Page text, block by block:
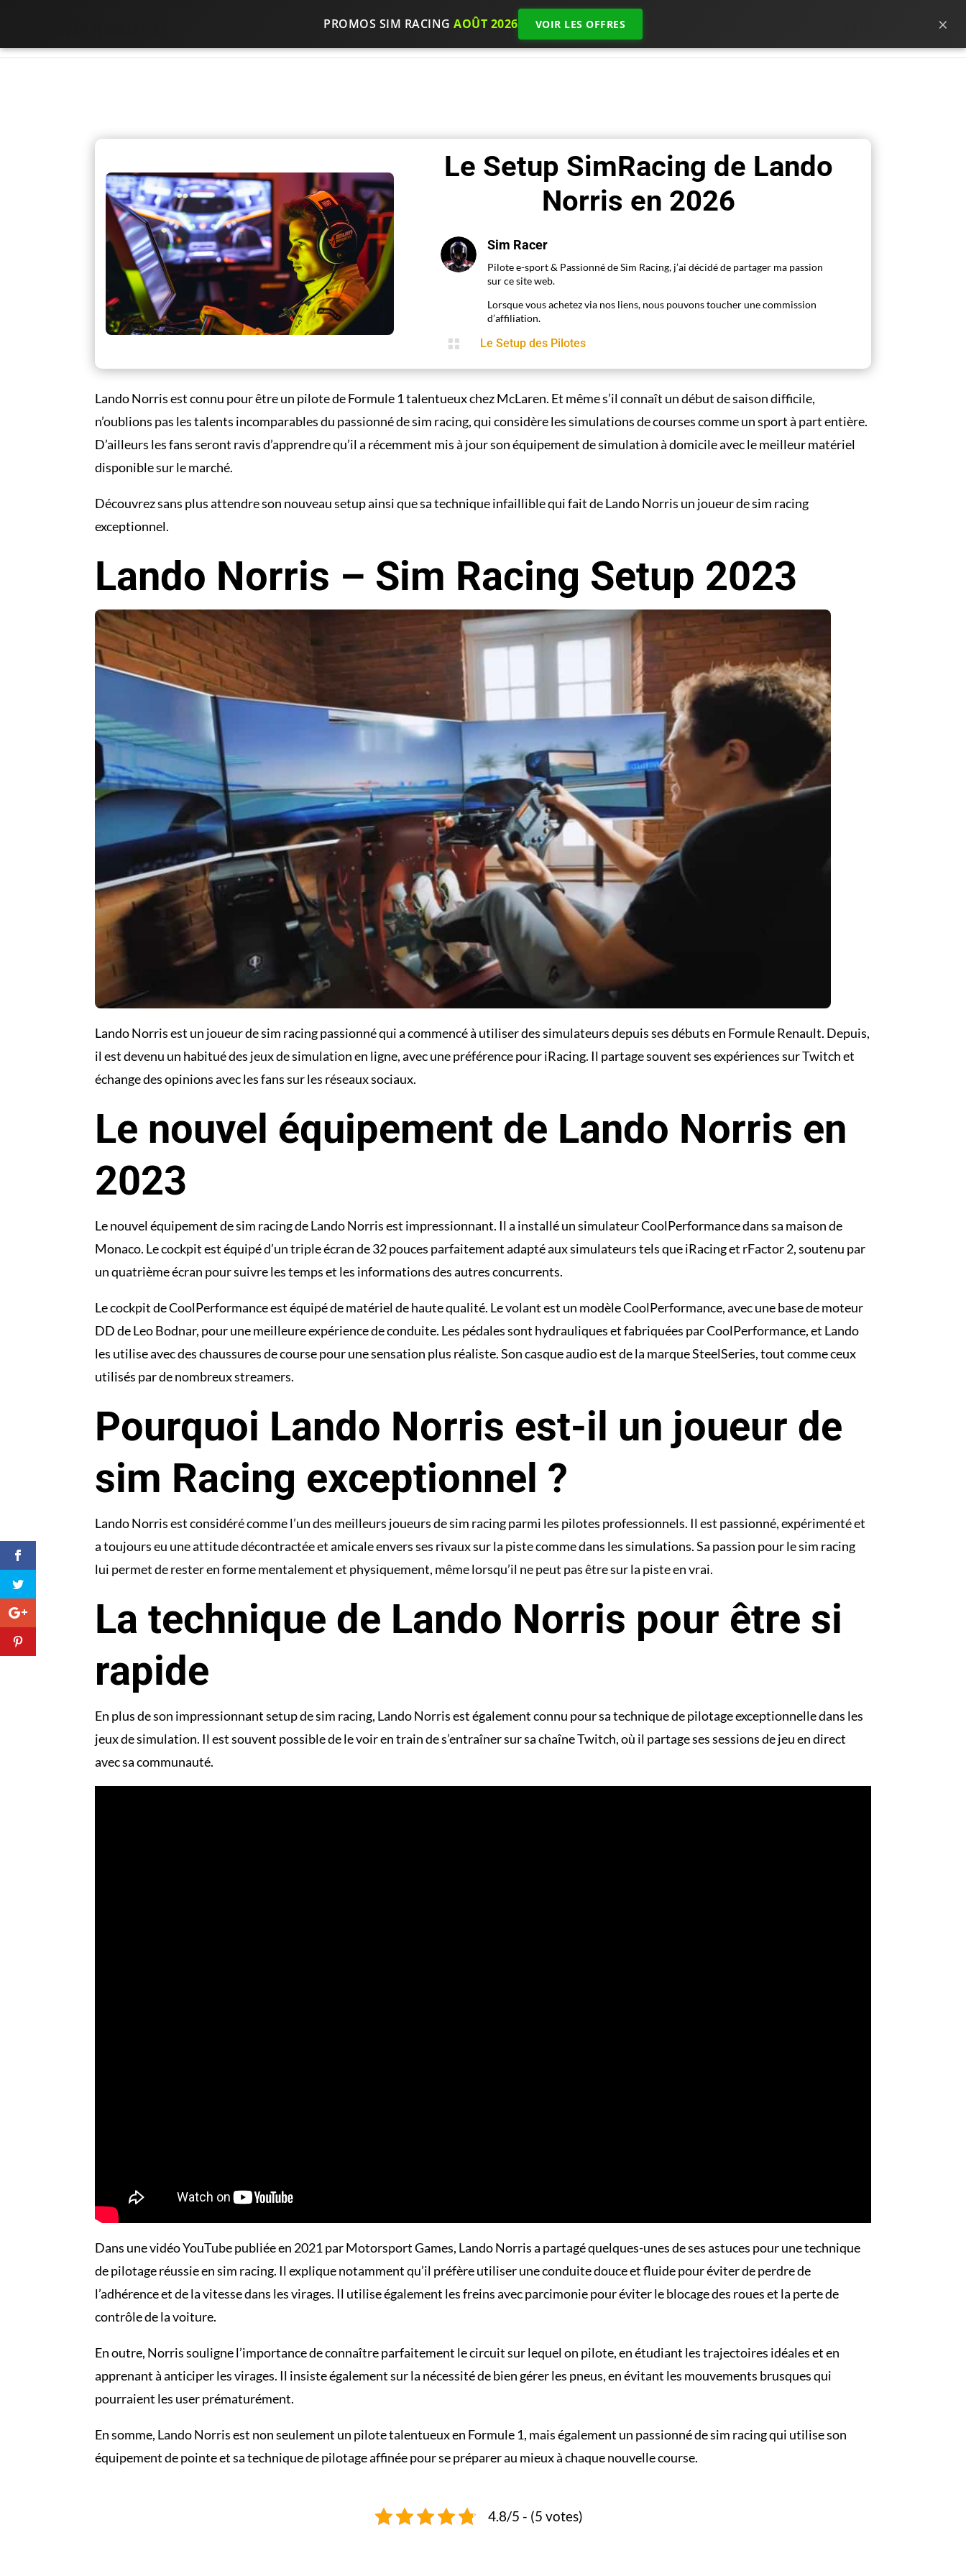
PROMOS SIM RACING AOÛT 2026 VOIR LES OFFRES ×
Accueil Choisir son matériel Test et Avis
Le Setup SimRacing de Lando
Norris en 2026
Sim Racer
Pilote e-sport & Passionné de Sim Racing, j’ai décidé de partager ma passion
sur ce site web.
Lorsque vous achetez via nos liens, nous pouvons toucher une commission
d’affiliation.
 Le Setup des Pilotes
Lando Norris est connu pour être un pilote de Formule 1 talentueux chez McLaren. Et même s’il connaît un début de saison difficile,
n’oublions pas les talents incomparables du passionné de sim racing, qui considère les simulations de courses comme un sport à part entière.
D’ailleurs les fans seront ravis d’apprendre qu’il a récemment mis à jour son équipement de simulation à domicile avec le meilleur matériel
disponible sur le marché.
Découvrez sans plus attendre son nouveau setup ainsi que sa technique infaillible qui fait de Lando Norris un joueur de sim racing
exceptionnel.
Lando Norris – Sim Racing Setup 2023
Lando Norris est un joueur de sim racing passionné qui a commencé à utiliser des simulateurs depuis ses débuts en Formule Renault. Depuis,
il est devenu un habitué des jeux de simulation en ligne, avec une préférence pour iRacing. Il partage souvent ses expériences sur Twitch et
échange des opinions avec les fans sur les réseaux sociaux.
Le nouvel équipement de Lando Norris en
2023
Le nouvel équipement de sim racing de Lando Norris est impressionnant. Il a installé un simulateur CoolPerformance dans sa maison de
Monaco. Le cockpit est équipé d’un triple écran de 32 pouces parfaitement adapté aux simulateurs tels que iRacing et rFactor 2, soutenu par
un quatrième écran pour suivre les temps et les informations des autres concurrents.
Le cockpit de CoolPerformance est équipé de matériel de haute qualité. Le volant est un modèle CoolPerformance, avec une base de moteur
DD de Leo Bodnar, pour une meilleure expérience de conduite. Les pédales sont hydrauliques et fabriquées par CoolPerformance, et Lando
les utilise avec des chaussures de course pour une sensation plus réaliste. Son casque audio est de la marque SteelSeries, tout comme ceux
utilisés par de nombreux streamers.
Pourquoi Lando Norris est-il un joueur de
sim Racing exceptionnel ?
Lando Norris est considéré comme l’un des meilleurs joueurs de sim racing parmi les pilotes professionnels. Il est passionné, expérimenté et
a toujours eu une attitude décontractée et amicale envers ses rivaux sur la piste comme dans les simulations. Sa passion pour le sim racing
lui permet de rester en forme mentalement et physiquement, même lorsqu’il ne peut pas être sur la piste en vrai.
La technique de Lando Norris pour être si
rapide
En plus de son impressionnant setup de sim racing, Lando Norris est également connu pour sa technique de pilotage exceptionnelle dans les
jeux de simulation. Il est souvent possible de le voir en train de s’entraîner sur sa chaîne Twitch, où il partage ses sessions de jeu en direct
avec sa communauté.
Dans une vidéo YouTube publiée en 2021 par Motorsport Games, Lando Norris a partagé quelques-unes de ses astuces pour une technique
de pilotage réussie en sim racing. Il explique notamment qu’il préfère utiliser une conduite douce et fluide pour éviter de perdre de
l’adhérence et de la vitesse dans les virages. Il utilise également les freins avec parcimonie pour éviter le blocage des roues et la perte de
contrôle de la voiture.
En outre, Norris souligne l’importance de connaître parfaitement le circuit sur lequel on pilote, en étudiant les trajectoires idéales et en
apprenant à anticiper les virages. Il insiste également sur la nécessité de bien gérer les pneus, en évitant les mouvements brusques qui
pourraient les user prématurément.
En somme, Lando Norris est non seulement un pilote talentueux en Formule 1, mais également un passionné de sim racing qui utilise son
équipement de pointe et sa technique de pilotage affinée pour se préparer au mieux à chaque nouvelle course.
4.8/5 - (5 votes)